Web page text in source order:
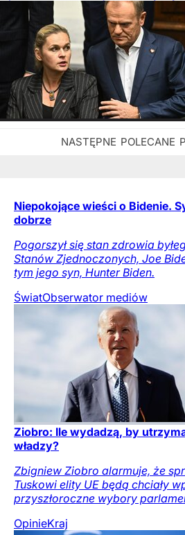
Niepokojące wieści o Bidenie.
dobrze
Pogorszył się stan zdrowia
Stanów Zjednoczonych, Joe
tym jego syn, Hunter Biden.
ŚwiatObserwator mediów
Ziobro: Ile wydadzą, by
władzy?
Zbigniew Ziobro alarmuje, że
Tuskowi elity UE będą chciały
przyszłoroczne wybory
OpinieKraj